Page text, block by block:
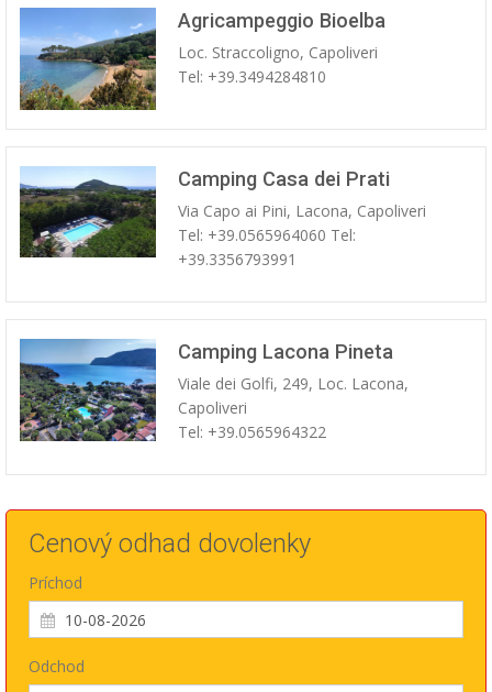
Agricampeggio Bioelba
Loc. Straccoligno, Capoliveri
Tel: +39.3494284810
Camping Casa dei Prati
Via Capo ai Pini, Lacona, Capoliveri
Tel: +39.0565964060 Tel:
+39.3356793991
Camping Lacona Pineta
Viale dei Golfi, 249, Loc. Lacona,
Capoliveri
Tel: +39.0565964322
Cenový odhad dovolenky
Príchod
Odchod